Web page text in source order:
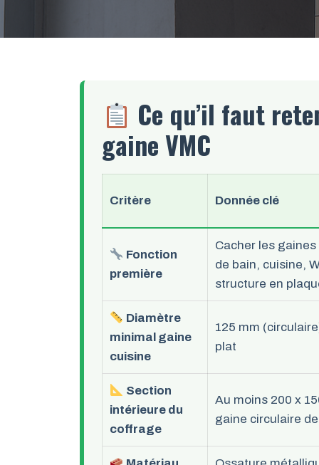
Ce qu’il faut
gaine VMC
Critère Donnée clé
Fonction
première
Cacher les
de bain, cuisine,
structure en
Diamètre
minimal gaine
cuisine
125 mm
plat
Section
intérieure du
coffrage
Au moins 200 x
gaine circulaire